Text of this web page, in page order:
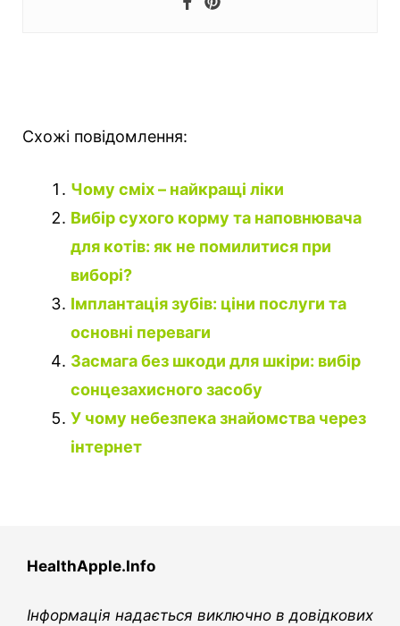
Схожі повідомлення:
Чому сміх – найкращі ліки
Вибір сухого корму та наповнювача
для котів: як не помилитися при
виборі?
Імплантація зубів: ціни послуги та
основні переваги
Засмага без шкоди для шкіри: вибір
сонцезахисного засобу
У чому небезпека знайомства через
інтернет
HealthApple.Info
Інформація надається виключно в довідкових